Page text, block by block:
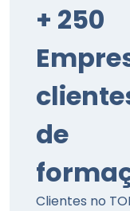
+ 250
de
Clientes no